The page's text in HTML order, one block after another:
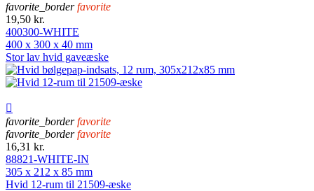
favorite_border favorite
19,50 kr.
400300-WHITE
400 x 300 x 40 mm
Stor lav hvid gaveæske

favorite_border favorite
favorite_border favorite
16,31 kr.
88821-WHITE-IN
305 x 212 x 85 mm
Hvid 12-rum til 21509-æske